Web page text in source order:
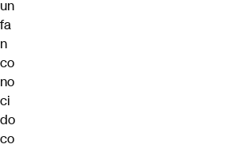
un
fa
n
co
no
ci
do
co